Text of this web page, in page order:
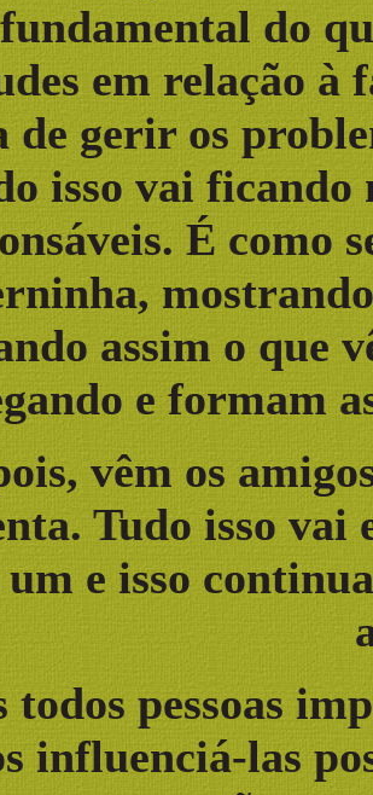
do
em relação à
de gerir os
isso vai ficando
É como
assim o que
e formam
vêm os
Tudo isso vai
um e isso
todos pessoas
influenciá-las